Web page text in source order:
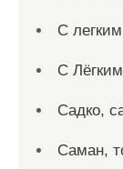
С
С
Садко,
Саман,